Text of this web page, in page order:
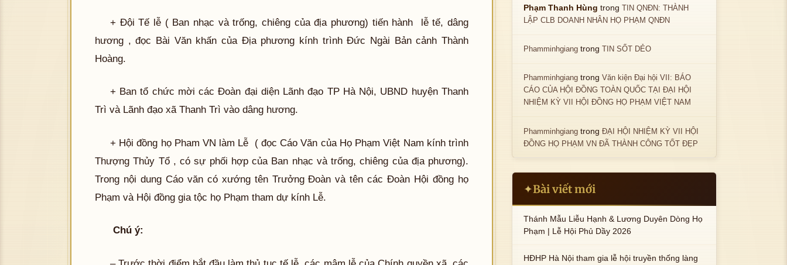
+ Đội Tế lễ ( Ban nhạc và trống, chiêng của địa phương) tiến hành lễ tế, dâng
hương , đọc Bài Văn khấn của Địa phương kính trình Đức Ngài Bản cảnh Thành
Hoàng.
+ Ban tổ chức mời các Đoàn đại diện Lãnh đạo TP Hà Nội, UBND huyện Thanh
Trì và Lãnh đạo xã Thanh Trì vào dâng hương.
+ Hội đồng họ Pham VN làm Lễ ( đọc Cáo Văn của Họ Phạm Việt Nam kính trình
Thượng Thủy Tổ , có sự phối hợp của Ban nhạc và trống, chiêng của địa phương).
Trong nội dung Cáo văn có xướng tên Trưởng Đoàn và tên các Đoàn Hội đồng họ
Phạm và Hội đồng gia tộc họ Phạm tham dự kính Lễ.
Chú ý:
Phạm Thanh Hùng trongTIN QNĐN: THÀNH
LẬP CLB DOANH NHÂN HỌ PHẠM QNĐN
Phamminhgiang trongTIN SỐT DẺO
Phamminhgiang trongVăn kiện Đại hội VII: BÁO
CÁO CỦA HỘI ĐỒNG TOÀN QUỐC TẠI ĐẠI HỘI
NHIỆM KỲ VII HỘI ĐỒNG HỌ PHẠM VIỆT NAM
Phamminhgiang trongĐẠI HỘI NHIỆM KỲ VII HỘI
ĐỒNG HỌ PHẠM VN ĐÃ THÀNH CÔNG TỐT ĐẸP
✦Bài viết mới
Thánh Mẫu Liễu Hạnh & Lương Duyên Dòng Họ
Phạm | Lễ Hội Phủ Dầy 2026
HĐHP Hà Nội tham gia lễ hội truyền thống làng